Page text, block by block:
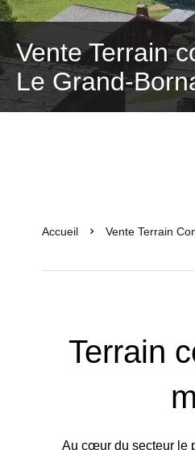
Vente Terrain
Le Grand-
Accueil Vente Terrain
Terrain
Au cœur du secteur le